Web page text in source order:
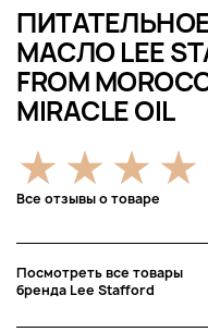
МАСЛО LEE
FROM
MIRACLE OIL
Все отзывы о товаре
Посмотреть все товары
бренда Lee Stafford